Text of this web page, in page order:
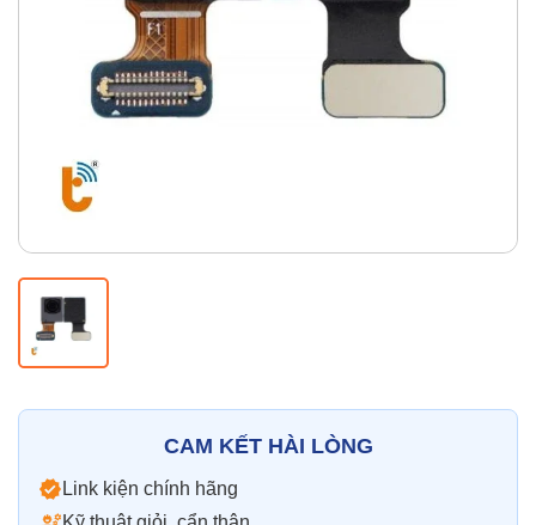
Thay pin
Pin iPhone
Pin Realme
CAM KẾT HÀI LÒNG
Link kiện chính hãng